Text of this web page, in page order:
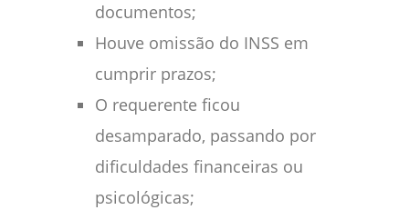
documentos;
Houve omissão do INSS em
cumprir prazos;
O requerente ficou
desamparado, passando por
dificuldades financeiras ou
psicológicas;